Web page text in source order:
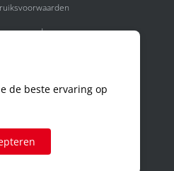
conduct
ivm privacy
de beste ervaring op